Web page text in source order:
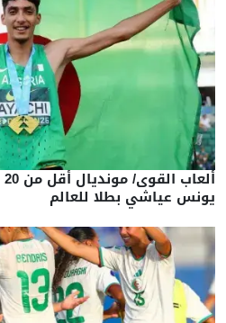
يونس عياشي بطلا للعالم